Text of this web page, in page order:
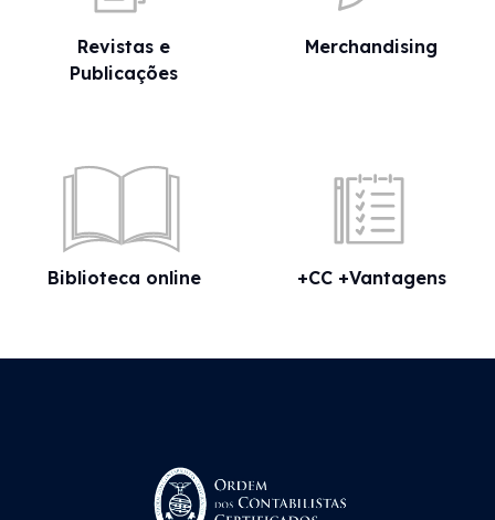
Revistas e
Publicações
Merchandising
Biblioteca online +CC +Vantagens